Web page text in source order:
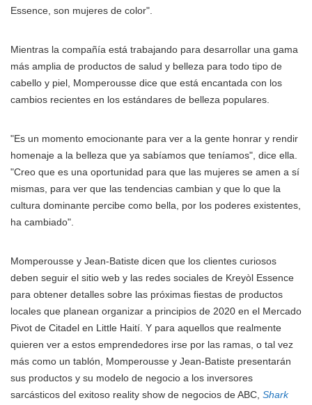
Essence, son mujeres de color".
Mientras la compañía está trabajando para desarrollar una gama
más amplia de productos de salud y belleza para todo tipo de
cabello y piel, Momperousse dice que está encantada con los
cambios recientes en los estándares de belleza populares.
"Es un momento emocionante para ver a la gente honrar y rendir
homenaje a la belleza que ya sabíamos que teníamos", dice ella.
"Creo que es una oportunidad para que las mujeres se amen a sí
mismas, para ver que las tendencias cambian y que lo que la
cultura dominante percibe como bella, por los poderes existentes,
ha cambiado".
Momperousse y Jean-Batiste dicen que los clientes curiosos
deben seguir el sitio web y las redes sociales de Kreyòl Essence
para obtener detalles sobre las próximas fiestas de productos
locales que planean organizar a principios de 2020 en el Mercado
Pivot de Citadel en Little Haití. Y para aquellos que realmente
quieren ver a estos emprendedores irse por las ramas, o tal vez
más como un tablón, Momperousse y Jean-Batiste presentarán
sus productos y su modelo de negocio a los inversores
sarcásticos del exitoso reality show de negocios de ABC, Shark